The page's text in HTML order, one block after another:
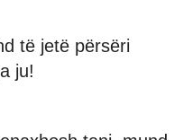
të jetë përsëri
ju!